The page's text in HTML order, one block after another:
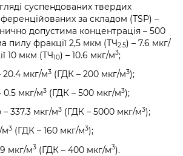
і наука Києва
організації
Relations
foreigners
спадщини
внутрішньо переміщених
міській військовій
«Відкритий
рівень»
воєнного стану
запитів на
споживачів
/ Contacts for mass
суспендованих твердих
за складом (TSP) –
допустима концентрація – 500
пилу фракції 2,5 мкм (ТЧ2.5) – 7.6 мкг/
10 мкм (ТЧ10) – 10.6 мкг/м3;
20.4 мкг/м3 (ГДК – 200 мкг/м3);
0.5 мкг/м3 (ГДК – 500 мкг/м3);
337.3 мкг/м3 (ГДК – 5000 мкг/м3);
м3 (ГДК – 160 мкг/м3);
мкг/м3 (ГДК – 400 мкг/м3).